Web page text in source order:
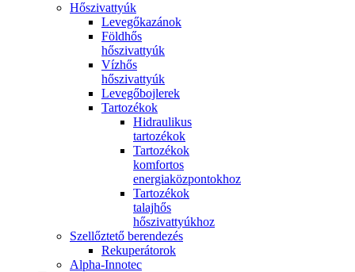
Hőszivattyúk
Levegőkazánok
Földhős
hőszivattyúk
Vízhős
hőszivattyúk
Levegőbojlerek
Tartozékok
Hidraulikus
tartozékok
Tartozékok
komfortos
energiaközpontokhoz
Tartozékok
talajhős
hőszivattyúkhoz
Szellőztető berendezés
Rekuperátorok
Alpha-Innotec